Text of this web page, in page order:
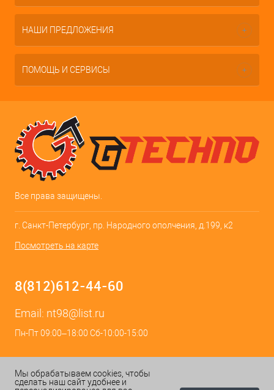
НАШИ ПРЕДЛОЖЕНИЯ
ПОМОЩЬ И СЕРВИСЫ
Все права защищены.
г. Санкт-Петербург, пр. Народного ополчения, д.199, к2
Посмотреть на карте
8(812)612-44-60
Email: nt98@list.ru
Пн-Пт 09:00–18:00 Сб-10:00-15:00
Мы обрабатываем cookies, чтобы
сделать наш сайт удобнее и